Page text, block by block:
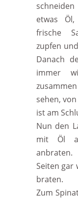
etwas
frische
zupfen
Danach
immer
sehen,
ist am
Nun den
mit Öl
Seiten gar
braten.
Zum